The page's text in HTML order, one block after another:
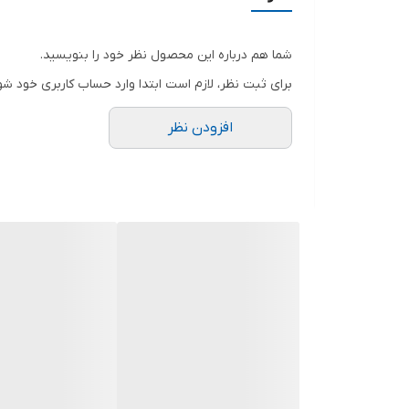
شما هم درباره این محصول نظر خود را بنویسید.
برای ثبت نظر، لازم است ابتدا وارد حساب کاربری خود
افزودن نظر